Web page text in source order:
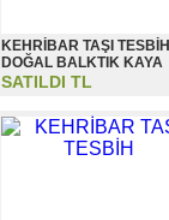
KEHRİBAR TAŞI TESBİH
DOĞAL BALKTIK KAYA
SATILDI TL